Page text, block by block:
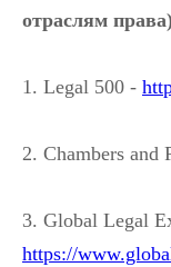
отраслям
1. Legal 500 -
2. Chambers and
3. Global Legal
https://